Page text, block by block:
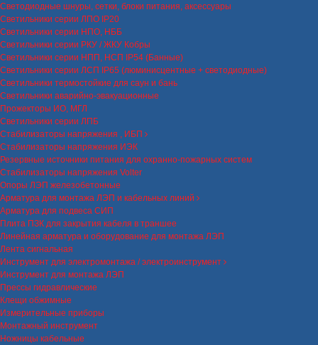
Светодиодные шнуры, сетки, блоки питания, аксессуары
Светильники серии ЛПО IP20
Светильники серии НПО, НББ
Светильники серии РКУ / ЖКУ Кобры
Светильники серии НПП, НСП IP54 (Банные)
Светильники серии ЛСП IP65 (люминисцентные + светодиодные)
Светильники термостойкие для саун и бань
Светильники аварийно-эвакуационные
Прожекторы ИО, МГЛ
Светильники серии ЛПБ
Стабилизаторы напряжения , ИБП
Стабилизаторы напряжения ИЭК
Резервные источники питания для охранно-пожарных систем
Стабилизаторы напряжения Volter
Опоры ЛЭП железобетонные
Арматура для монтажа ЛЭП и кабельных линий
Арматура для подвеса СИП
Плита ПЗК для закрытия кабеля в траншее
Линейная арматура и оборудование для монтажа ЛЭП
Лента сигнальная
Инструмент для электромонтажа / электроинструмент
Инструмент для монтажа ЛЭП
Прессы гидравлические
Клещи обжимные
Измерительные приборы
Монтажный инструмент
Ножницы кабельные